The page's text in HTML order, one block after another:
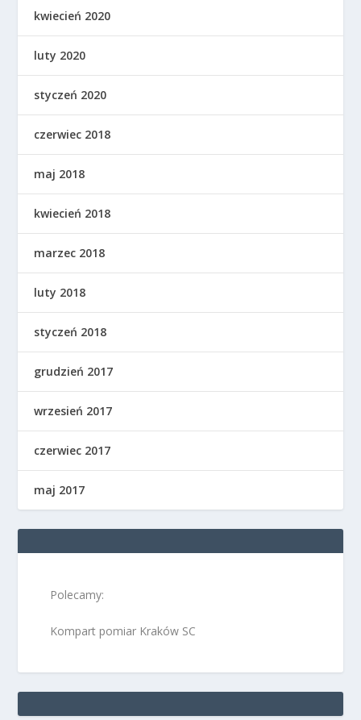
kwiecień 2020
luty 2020
styczeń 2020
czerwiec 2018
maj 2018
kwiecień 2018
marzec 2018
luty 2018
styczeń 2018
grudzień 2017
wrzesień 2017
czerwiec 2017
maj 2017
Polecamy:
Kompart pomiar Kraków SC